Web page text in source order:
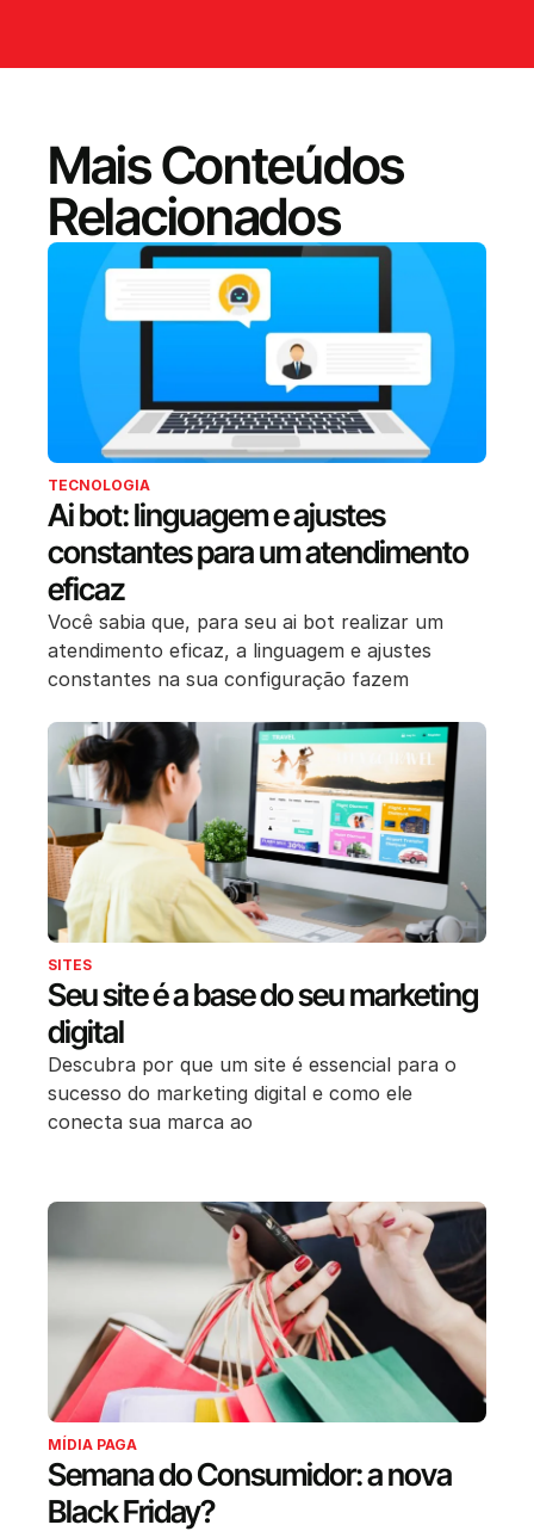
Mais Conteúdos
Relacionados
TECNOLOGIA
Ai bot: linguagem e ajustes
constantes para um atendimento
eficaz
Você sabia que, para seu ai bot realizar um
atendimento eficaz, a linguagem e ajustes
constantes na sua configuração fazem
SITES
Seu site é a base do seu marketing
digital
Descubra por que um site é essencial para o
sucesso do marketing digital e como ele
conecta sua marca ao
MÍDIA PAGA
Semana do Consumidor: a nova
Black Friday?